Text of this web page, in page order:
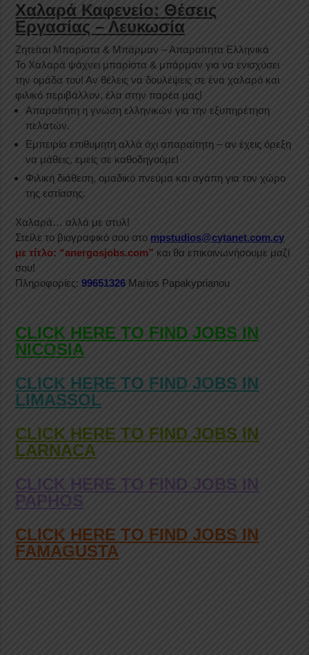
Χαλαρά Καφενείο: Θέσεις
Εργασίας – Λευκωσία
Ζητείται Μπαρίστα & Μπάρμαν – Απαραίτητα Ελληνικά
Το Χαλαρά ψάχνει μπαρίστα & μπάρμαν για να ενισχύσει
την ομάδα του! Αν θέλεις να δουλέψεις σε ένα χαλαρό και
φιλικό περιβάλλον, έλα στην παρέα μας!
Απαραίτητη η γνώση ελληνικών για την εξυπηρέτηση
πελατών.
Εμπειρία επιθυμητή αλλά όχι απαραίτητη – αν έχεις όρεξη
να μάθεις, εμείς σε καθοδηγούμε!
Φιλική διάθεση, ομαδικό πνεύμα και αγάπη για τον χώρο
της εστίασης.
Χαλαρά… αλλά με στυλ!
Στείλε το βιογραφικό σου στο mpstudios@cytanet.com.cy
με τίτλο: “anergosjobs.com” και θα επικοινωνήσουμε μαζί
σου!
Πληροφορίες:99651326 Marios Papakyprianou
CLICK HERE TO FIND JOBS IN
NICOSIA
CLICK HERE TO FIND JOBS IN
LIMASSOL
CLICK HERE TO FIND JOBS IN
LARNACA
CLICK HERE TO FIND JOBS IN
PAPHOS
CLICK HERE TO FIND JOBS IN
FAMAGUSTA